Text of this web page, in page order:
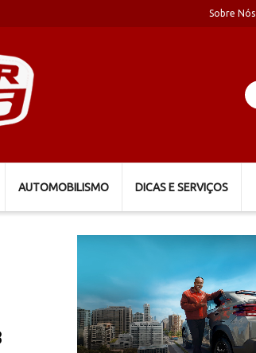
Sobre Nós
AUTOMOBILISMO DICAS E SERVIÇOS